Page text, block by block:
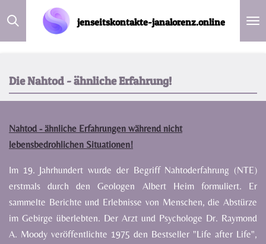
Zum
Hauptinhalt
springen
jenseitskontakte-janalorenz.online
Die Nahtod - ähnliche Erfahrung!
Nahtod - ähnliche Erfahrungen während nicht
lebensbedrohlichen Situationen!
Im 19. Jahrhundert wurde der Begriff Nahtoderfahrung (NTE)
erstmals durch den Geologen Albert Heim formuliert. Er
sammelte Berichte und Erlebnisse von Menschen, die Abstürze
im Gebirge überlebten. Der Arzt und Psychologe Dr. Raymond
A. Moody veröffentlichte 1975 den Bestseller "Life after Life",